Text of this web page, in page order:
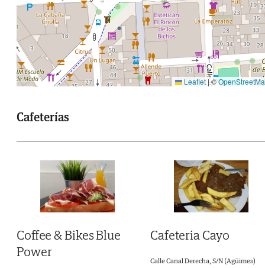
Leaflet|©
Cafeterías
Coffee & Bikes Blue
Power
Cafeteria Cayo
Calle Canal Derecha, S/N (Agüimes)